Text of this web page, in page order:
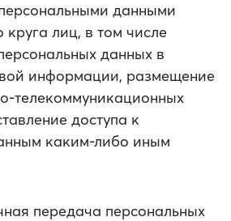
данными
круга лиц, в том числе
данных в
информации, размещение
телекоммуникационных
доступа к
каким-либо иным
передача персональных